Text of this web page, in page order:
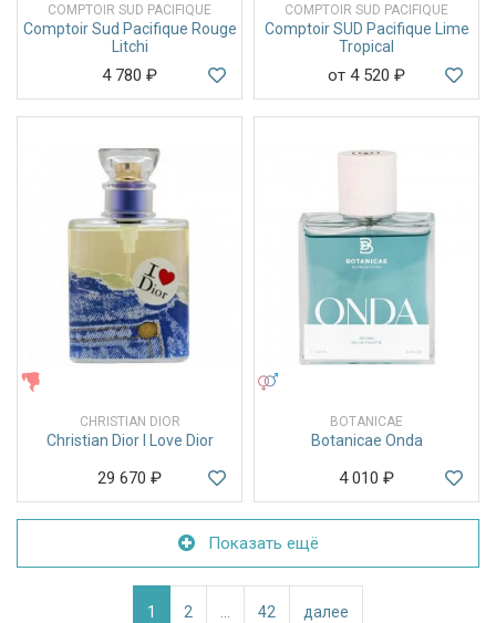
COMPTOIR SUD PACIFIQUE
Comptoir Sud Pacifique Rouge
Litchi
4 780 ₽
COMPTOIR SUD PACIFIQUE
Comptoir SUD Pacifique Lime
Tropical
от 4 520 ₽
CHRISTIAN DIOR
Christian Dior I Love Dior
29 670 ₽
BOTANICAE
Botanicae Onda
4 010 ₽
Показать ещё
1 2 42 далее